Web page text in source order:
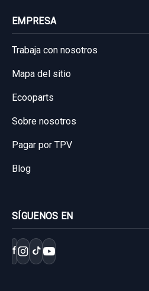
EMPRESA
Trabaja con nosotros
Mapa del sitio
Ecooparts
Sobre nosotros
Pagar por TPV
Blog
SÍGUENOS EN
f